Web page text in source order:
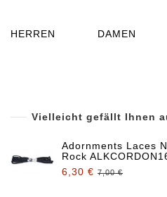
HERREN DAMEN
Vielleicht gefällt Ihnen
Adornments Laces
Rock
6,30 € 7,00 €